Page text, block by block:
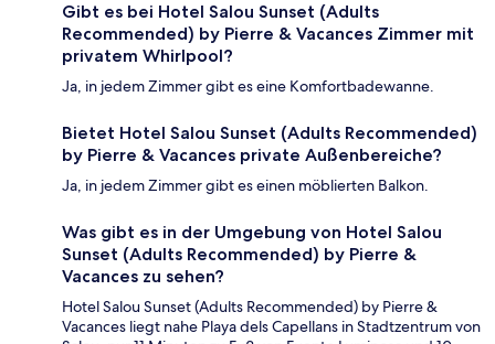
Gibt es bei Hotel Salou Sunset (Adults
Recommended) by Pierre & Vacances Zimmer mit
privatem Whirlpool?
Ja, in jedem Zimmer gibt es eine Komfortbadewanne.
Bietet Hotel Salou Sunset (Adults Recommended)
by Pierre & Vacances private Außenbereiche?
Ja, in jedem Zimmer gibt es einen möblierten Balkon.
Was gibt es in der Umgebung von Hotel Salou
Sunset (Adults Recommended) by Pierre &
Vacances zu sehen?
Hotel Salou Sunset (Adults Recommended) by Pierre &
Vacances liegt nahe Playa dels Capellans in Stadtzentrum von